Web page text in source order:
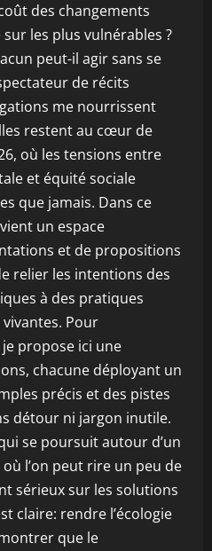
des changements
les plus vulnérables ?
peut-il agir sans se
de récits
me nourrissent
restent au cœur de
où les tensions entre
et équité sociale
que jamais. Dans ce
un espace
et de propositions
relier les intentions des
à des pratiques
Pour
propose ici une
chacune déployant un
précis et des pistes
détour ni jargon inutile.
se poursuit autour d’un
l’on peut rire un peu de
sérieux sur les solutions
claire: rendre l’écologie
que le